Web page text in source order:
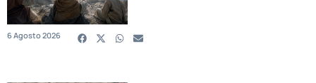
6 Agosto 2026